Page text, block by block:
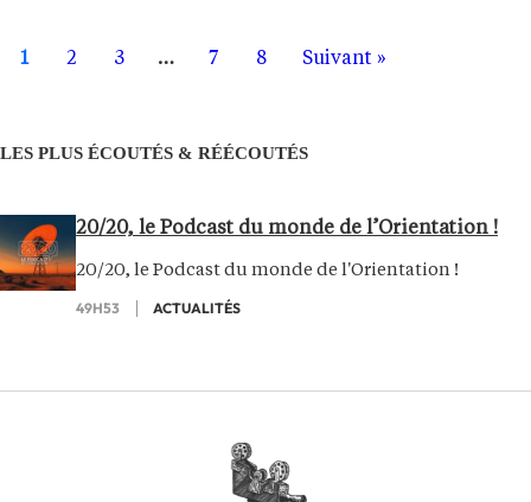
1 2 3 … 7 8 Suivant »
LES PLUS ÉCOUTÉS & RÉÉCOUTÉS
20/20, le Podcast du monde de l’Orientation !
20/20, le Podcast du monde de l'Orientation !
49H53 ACTUALITÉS